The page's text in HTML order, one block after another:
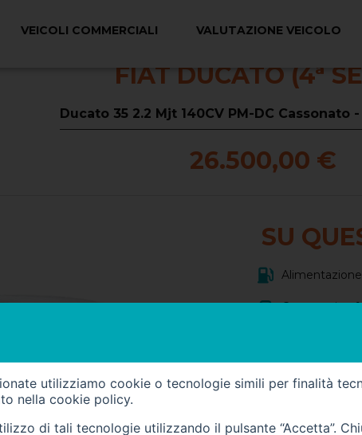
VEICOLI COMMERCIALI VALUTAZIONE VEICOLO
FIAT DUCATO (4ª
Ducato 35 2.2 Mjt 140CV PM-DC Cassonato
26.500,00 €
SU
Carrozzeria -
utilizziamo cookie o tecnologie simili per finalità
nella cookie policy.
di tali tecnologie utilizzando il pulsante “Accetta”.